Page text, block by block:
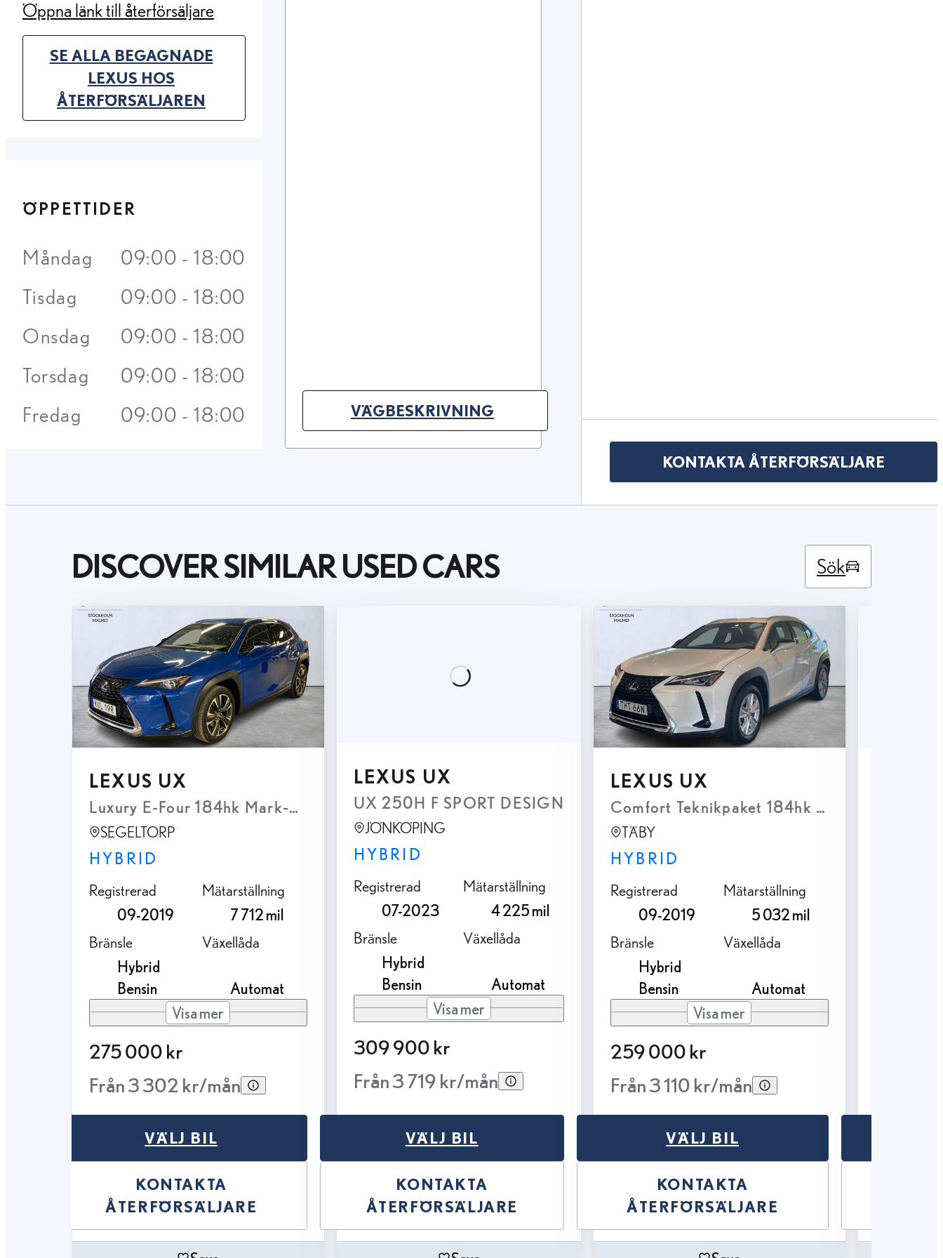
KONTAKTA ÅTERFÖRSÄLJARE
Öppna länk till återförsäljare
(Opens in new tab)
SE ALLA BEGAGNADE
LEXUS HOS
ÅTERFÖRSÄLJAREN
(OPENS IN NEW TAB)
VÄGBESKRIVNING
(OPENS IN NEW TAB)
ÖPPETTIDER
Måndag
09:00 - 18:00
Tisdag
09:00 - 18:00
Onsdag
09:00 - 18:00
Torsdag
09:00 - 18:00
Fredag
09:00 - 18:00
DISCOVER SIMILAR USED CARS Sök
LEXUS UX
Luxury E-Four 184hk Mark-Levinson 360° HUD Keyless Navi
SEGELTORP
HYBRID
Registrerad
09-2019
Mätarställning
7 712 mil
Bränsle
Hybrid
Bensin
Växellåda
Automat
Visa mer
275 000 kr
Från 3 302 kr/mån
VÄLJ BIL
KONTAKTA
ÅTERFÖRSÄLJARE
LEXUS UX
UX 250H F SPORT DESIGN
JÖNKÖPING
HYBRID
Registrerad
07-2023
Mätarställning
4 225 mil
Bränsle
Hybrid
Bensin
Växellåda
Automat
Visa mer
309 900 kr
Från 3 719 kr/mån
VÄLJ BIL
KONTAKTA
ÅTERFÖRSÄLJARE
LEXUS UX
Comfort Teknikpaket 184hk Navi Keyless B-
TÄBY
HYBRID
Registrerad
09-2019
Mätarställning
5 032 mil
Bränsle
Hybrid
Bensin
Växellåda
Automat
Visa mer
259 000 kr
Från 3 110 kr/mån
VÄLJ BIL
KONTAKTA
ÅTERFÖRSÄLJARE